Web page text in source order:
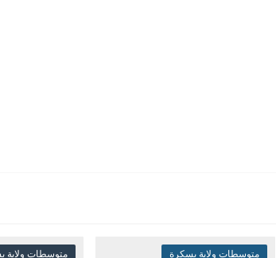
متوسطات ولاية بسكرة متوسطات ولاية